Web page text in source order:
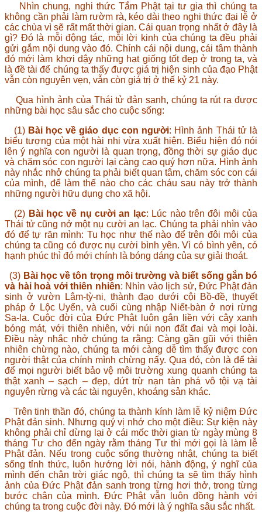
Nhìn chung, nghi thức Tắm Phật tại tư gia thì chúng ta
không cần phải làm rườm rà, kéo dài theo nghi thức đại lễ ở
các chùa vì sẽ rất mất thời gian. Cái quan trọng nhất ở đây là
gì? Đó là mỗi động tác, mỗi lời kinh của chúng ta đều phải
gửi gắm nội dung vào đó. Chính cái nội dung, cái tâm thành
đó mới làm khơi dậy những hạt giống tốt đẹp ở trong ta, và
là đề tài để chúng ta thấy được giá trị hiện sinh của đạo Phật
vẫn còn nguyên vẹn, vẫn còn giá trị ở thế kỷ 21 này.
Qua hình ảnh của Thái tử đản sanh, chúng ta rút ra được
những bài học sâu sắc cho cuộc sống:
(1) Bài học về giáo dục con người: Hình ảnh Thái tử là
biểu tượng của một hài nhi vừa xuất hiện. Biểu hiện đó nói
lên ý nghĩa con người là quan trọng, đồng thời sự giáo dục
và chăm sóc con người lại càng cao quý hơn nữa. Hình ảnh
này nhắc nhở chúng ta phải biết quan tâm, chăm sóc con cái
của mình, để làm thế nào cho các cháu sau này trở thành
những người hữu dụng cho xã hội.
(2) Bài học về nụ cười an lạc: Lúc nào trên đôi môi của
Thái tử cũng nở một nụ cười an lạc. Chúng ta phải nhìn vào
đó để tự răn mình: Tu học như thế nào để trên đôi môi của
chúng ta cũng có được nụ cười bình yên. Vì có bình yên, có
hạnh phúc thì đó mới chính là bóng dáng của sự giải thoát.
(3) Bài học về tôn trọng môi trường và biết sống gắn bó
và hài hoà với thiên nhiên: Nhìn vào lịch sử, Đức Phật đản
sinh ở vườn Lâm-tỳ-ni, thành đạo dưới cội Bồ-đề, thuyết
pháp ở Lộc Uyển, và cuối cùng nhập Niết-bàn ở nơi rừng
Sa-la. Cuộc đời của Đức Phật luôn gắn liền với cây xanh
bóng mát, với thiên nhiên, với núi non đất đai và mọi loài.
Điều này nhắc nhở chúng ta rằng: Càng gần gũi với thiên
nhiên chừng nào, chúng ta mới càng dễ tìm thấy được con
người thật của chính mình chừng nấy. Qua đó, còn là để tài
để mọi người biết bảo vệ môi trường xung quanh chúng ta
thật xanh – sạch – đẹp, dứt trừ nạn tàn phá vô tội vạ tài
nguyên rừng và các tài nguyên, khoáng sản khác.
Trên tinh thần đó, chúng ta thành kính làm lễ kỷ niệm Đức
Phật đản sinh. Nhưng quý vị nhớ cho một điều: Sự kiện này
không phải chỉ dừng lại ở cái mốc thời gian từ ngày mùng 8
tháng Tư cho đến ngày rằm tháng Tư thì mới gọi là làm lễ
Phật đản. Nếu trong cuộc sống thường nhật, chúng ta biết
sống tỉnh thức, luôn hướng lời nói, hành động, ý nghĩ của
mình đến chân trời giác ngộ, thì chúng ta sẽ tìm thấy hình
ảnh của Đức Phật đản sanh trong từng hơi thở, trong từng
bước chân của mình. Đức Phật vẫn luôn đồng hành với
chúng ta trong cuộc đời này. Đó mới là ý nghĩa sâu sắc nhất.